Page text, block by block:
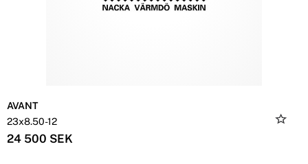
AVANT
23x8.50-12
24 500 SEK